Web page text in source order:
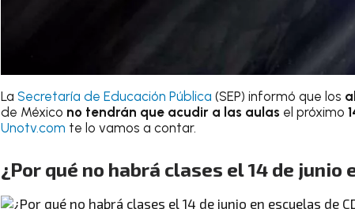
La Secretaría de Educación Pública (SEP) informó que los
de México no tendrán que acudir a las aulas el próximo
Unotv.com te lo vamos a contar.
¿Por qué no habrá clases el 14 de junio